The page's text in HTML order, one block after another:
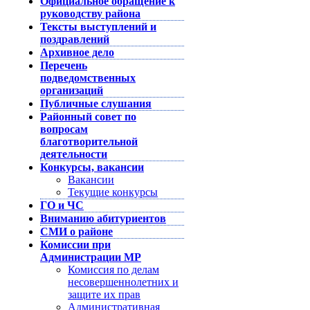
руководству района
Тексты выступлений и
поздравлений
Архивное дело
Перечень
подведомственных
организаций
Публичные слушания
Районный совет по
вопросам
благотворительной
деятельности
Конкурсы, вакансии
Вакансии
Текущие конкурсы
ГО и ЧС
Вниманию абитуриентов
СМИ о районе
Комиссии при
Администрации МР
Комиссия по делам
несовершеннолетних и
защите их прав
Административная